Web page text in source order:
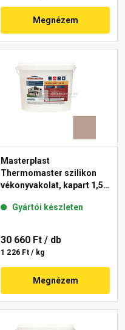
Megnézem
Masterplast
Thermomaster szilikon
vékonyvakolat, kapart 1,5
Gyártói készleten
30 660 Ft / db
1 226 Ft / kg
Megnézem